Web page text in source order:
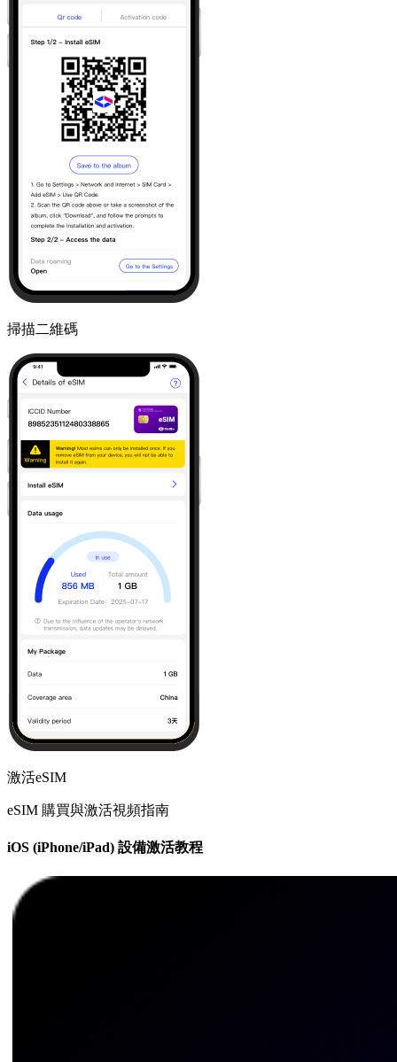
掃描二維碼
激活eSIM
eSIM 購買與激活視頻指南
iOS (iPhone/iPad) 設備激活教程